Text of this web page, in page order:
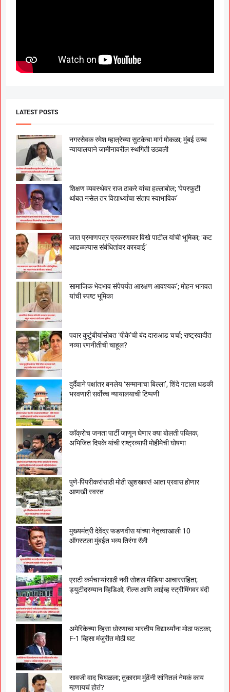
LATEST POSTS
नगरसेवक रमेश म्हात्रेच्या सुटकेचा मार्ग मोकळा; मुंबई उच्च
न्यायालयाने जामीनावरील स्थगिती उठवली
शिक्षण व्यवस्थेवर राज ठाकरे यांचा हल्लाबोल; ‘पेपरफुटी
थांबत नसेल तर विद्यार्थ्यांचा संताप स्वाभाविक’
जात प्रमाणपत्र प्रकरणावर विखे पाटील यांची भूमिका; ‘कट
आढळल्यास संबंधितांवर कारवाई’
सामाजिक भेदभाव संपेपर्यंत आरक्षण आवश्यक’; मोहन भागवत
यांची स्पष्ट भूमिका
पवार कुटुंबीयांसोबत ‘पीके’ची बंद दाराआड चर्चा; राष्ट्रवादीत
नव्या रणनीतीची चाहूल?
दुर्दैवाने पक्षांतर बनलेय ‘सन्मानाचा बिल्ला’, शिंदे गटाला धडकी
भरवणारी सर्वाेच्च न्यायालयाची टिप्पणी
काॅक्राेच जनता पार्टी जाणून घेणार क्या बाेलती पब्लिक,
अभिजित दिपके यांची राष्ट्रव्यापी माेहीमेची घाेषणा
पुणे-पिंपरीकरांसाठी मोठी खुशखबर! आता प्रवास होणार
आणखी स्वस्त
मुख्यमंत्री देवेंद्र फडणवीस यांच्या नेतृत्वाखाली 10
ऑगस्टला मुंबईत भव्य तिरंगा रॅली
एसटी कर्मचाऱ्यांसाठी नवी सोशल मीडिया आचारसंहिता;
ड्युटीदरम्यान व्हिडिओ, रील्स आणि लाईव्ह स्ट्रीमिंगवर बंदी
अमेरिकेच्या व्हिसा धोरणाचा भारतीय विद्यार्थ्यांना मोठा फटका;
F-1 व्हिसा मंजुरीत मोठी घट
सावजी वाद चिघळला; तुकाराम मुंढेंनी सांगितलं नेमकं काय
म्हणायचं होतं?